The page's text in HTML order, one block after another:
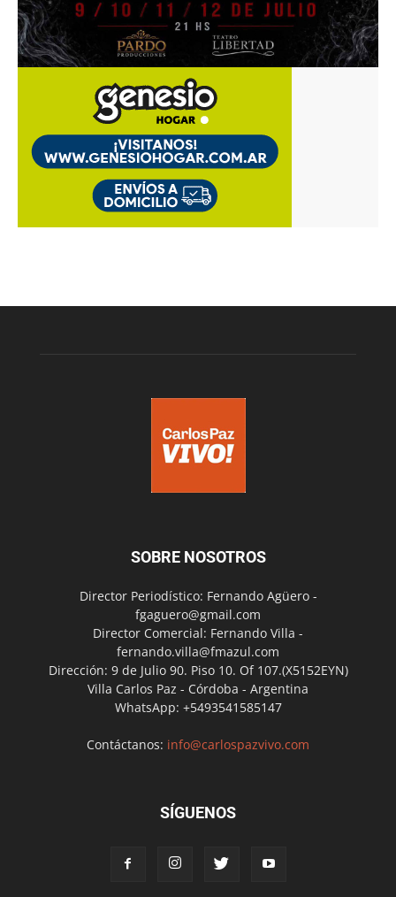
SOBRE NOSOTROS
Director Periodístico: Fernando Agüero -
fgaguero@gmail.com
Director Comercial: Fernando Villa -
fernando.villa@fmazul.com
Dirección: 9 de Julio 90. Piso 10. Of 107.(X5152EYN)
Villa Carlos Paz - Córdoba - Argentina
WhatsApp: +5493541585147
Contáctanos: info@carlospazvivo.com
SÍGUENOS